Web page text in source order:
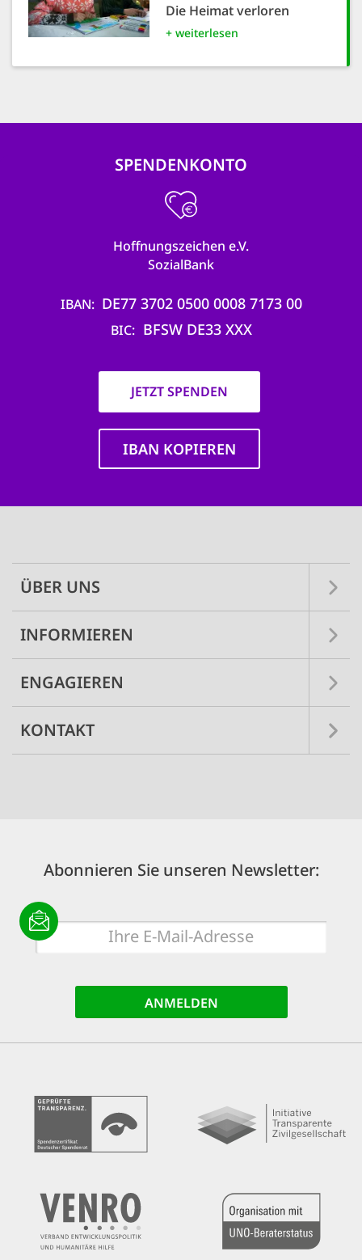
Die Heimat verloren
+ weiterlesen
SPENDENKONTO
Hoffnungszeichen e.V.
SozialBank
IBAN DE77 3702 0500 0008 7173 00
BIC BFSW DE33 XXX
JETZT SPENDEN
IBAN KOPIEREN
ÜBER UNS
INFORMIEREN
ENGAGIEREN
KONTAKT
Abonnieren Sie unseren Newsletter:
E-
Mail